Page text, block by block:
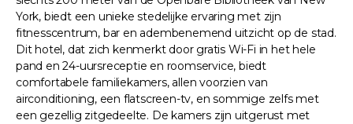
York, biedt een unieke stedelijke ervaring met zijn
fitnesscentrum, bar en adembenemend uitzicht op de stad.
Dit hotel, dat zich kenmerkt door gratis Wi-Fi in het hele
pand en 24-uursreceptie en roomservice, biedt
comfortabele familiekamers, allen voorzien van
airconditioning, een flatscreen-tv, en sommige zelfs met
een gezellig zitgedeelte. De kamers zijn uitgerust met